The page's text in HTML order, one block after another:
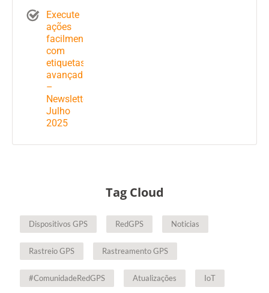
Execute
ações
facilmente
com
etiquetas
avançadas
–
Newsletter
Julho
2025
Tag Cloud
Dispositivos GPS RedGPS Noticias
Rastreio GPS Rastreamento GPS
#ComunidadeRedGPS Atualizações IoT